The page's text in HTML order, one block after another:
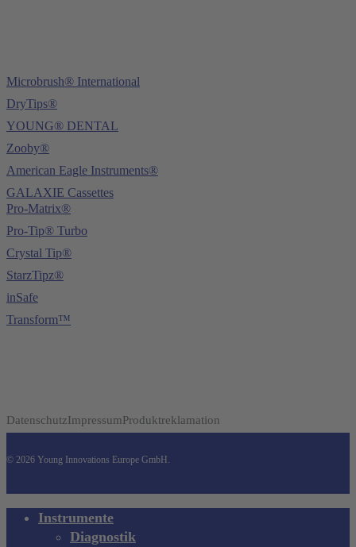
Microbrush® International
DryTips®
YOUNG® DENTAL
Zooby®
American Eagle Instruments®
GALAXIE Cassettes
Pro-Matrix®
Pro-Tip® Turbo
Crystal Tip®
StarzTipz®
inSafe
Transform™
DatenschutzImpressumProduktreklamation
© 2026 Young Innovations Europe GmbH.
Close Instrumente
Diagnostik